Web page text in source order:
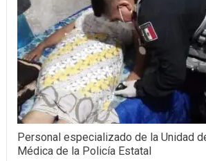
Personal especializado de la Unidad
Médica de la Policía Estatal